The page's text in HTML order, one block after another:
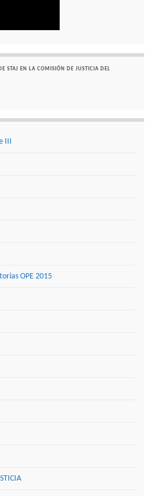
STAJ EN LA COMISIÓN DE JUSTICIA DEL
III
OPE 2015